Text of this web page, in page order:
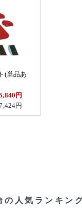
(単品あ
円
円
の人気ランキン